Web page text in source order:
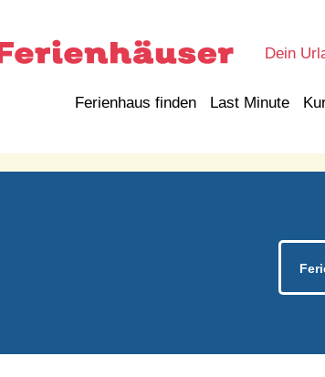
Dein
Ferienhaus finden Last Minute